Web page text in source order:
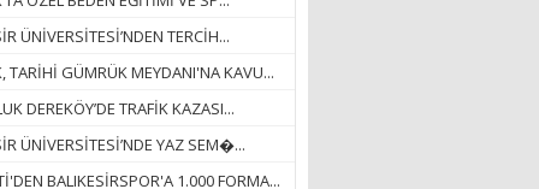
ÜNİVERSİTESİ’NDEN TERCİH...
TARİHİ GÜMRÜK MEYDANI'NA KAVU...
DEREKÖY’DE TRAFİK KAZASI...
ÜNİVERSİTESİ’NDE YAZ SEM�...
BALIKESİRSPOR'A 1.000 FORMA...
İlknur Solmaz Çoban
“DOĞANIN GÜLEÇ
ÖZLERKEN…”
23/11/2025